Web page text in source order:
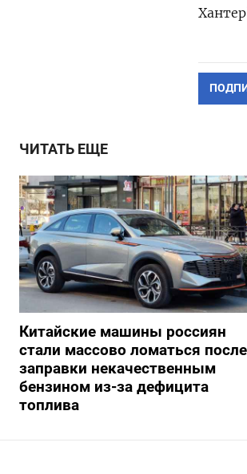
ЧИТАТЬ ЕЩЕ
Китайские машины россиян
стали массово ломаться после
заправки некачественным
бензином из-за дефицита
топлива